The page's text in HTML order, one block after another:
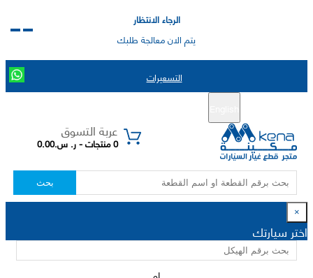
الرجاء الانتظار
يتم الان معالجة طلبك
التسعيرات
عربة التسوق
0 منتجات - ر. س.0.00
بحث
×
اختر سيارتك